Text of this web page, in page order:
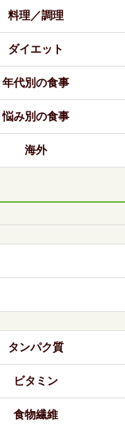
料理／調理
ダイエット
年代別の食事
悩み別の食事
海外
タンパク質
ビタミン
食物繊維